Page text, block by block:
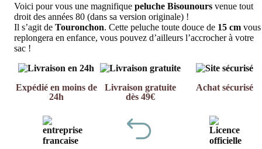
Voici pour vous une magnifique peluche Bisounours venue tout
droit des années 80 (dans sa version originale) !
Il s’agit de Touronchon. Cette peluche toute douce de 15 cm vous
replongera en enfance, vous pouvez d’ailleurs l’accrocher à votre
sac !
Expédié en moins de
24h
Livraison gratuite
dès 49€
Achat sécurisé